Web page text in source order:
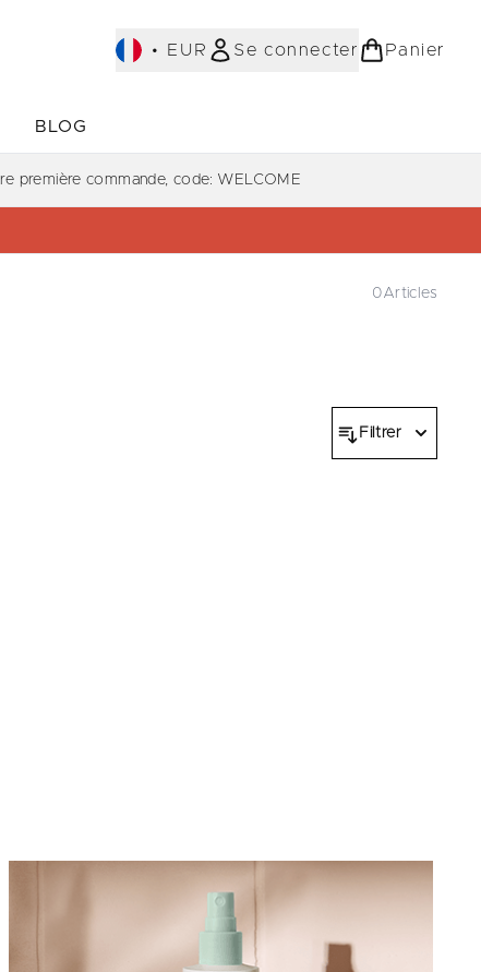
• EUR Se connecter Panier
Accédez au sous-menu (COLLECTIONS)
BLOG
première commande, code: WELCOME
0Articles
Filtrer